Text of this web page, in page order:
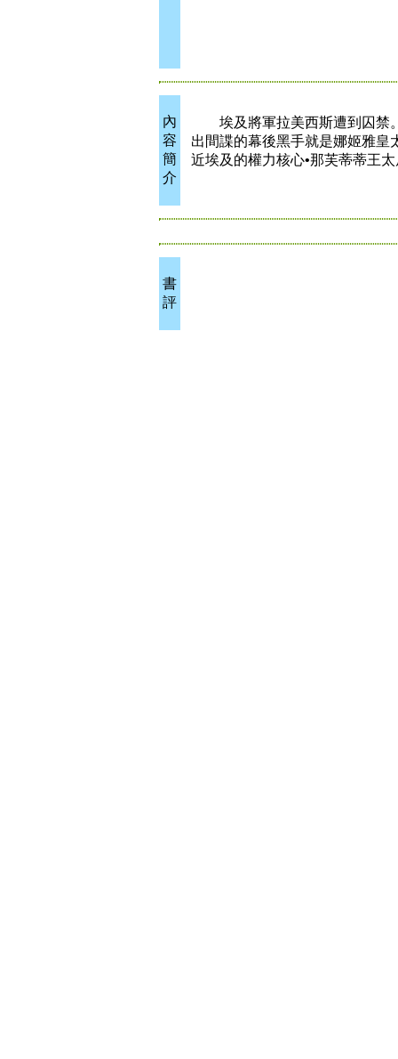
內
容
簡
介
埃及將軍拉美西斯遭到囚禁。
出間諜的幕後黑手就是娜姬雅皇
近埃及的權力核心•那芙蒂蒂王
書
評